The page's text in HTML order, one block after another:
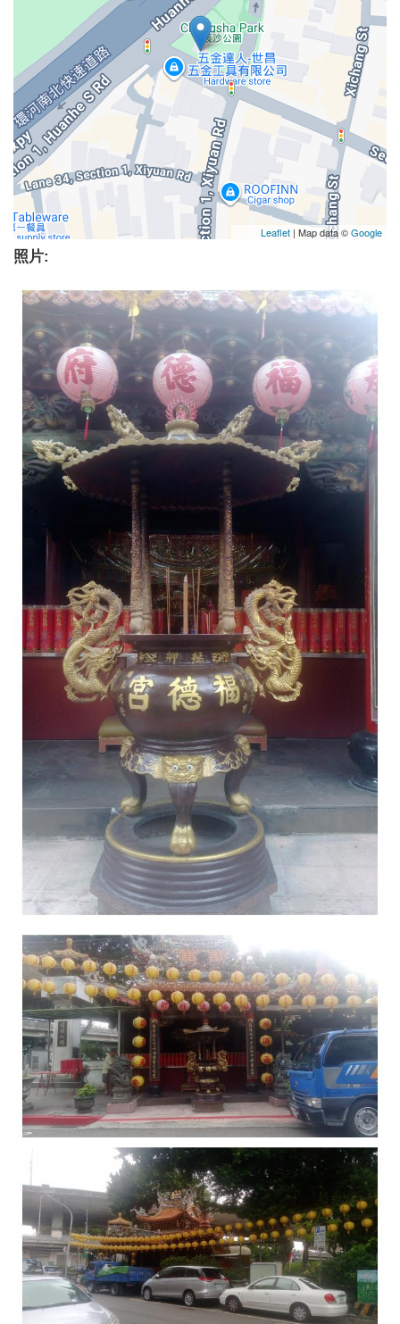
Leaflet | Map data ©Google
照片: